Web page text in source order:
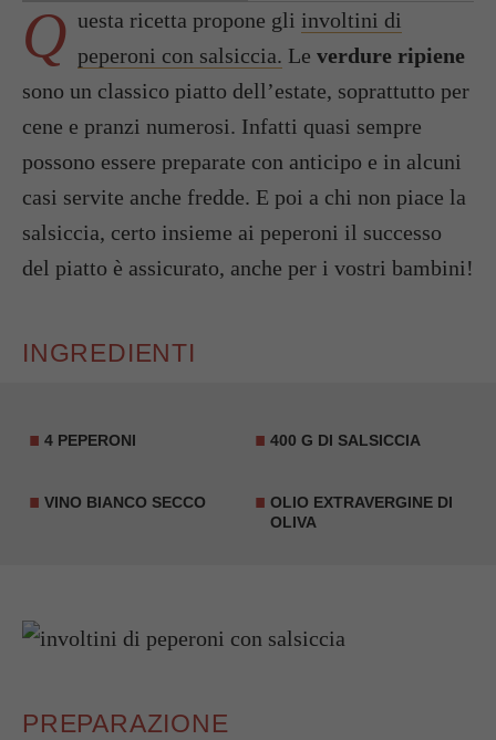
Q uesta ricetta propone gli involtini di
peperoni con salsiccia. Le verdure ripiene
sono un classico piatto dell’estate, soprattutto per
cene e pranzi numerosi. Infatti quasi sempre
possono essere preparate con anticipo e in alcuni
casi servite anche fredde. E poi a chi non piace la
salsiccia, certo insieme ai peperoni il successo
del piatto è assicurato, anche per i vostri bambini!
INGREDIENTI
4 PEPERONI 400 G DI SALSICCIA
VINO BIANCO SECCO
OLIO EXTRAVERGINE DI
OLIVA
PREPARAZIONE